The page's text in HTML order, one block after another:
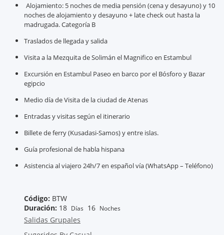
Alojamiento: 5 noches de media pensión (cena y desayuno) y 10
noches de alojamiento y desayuno + late check out hasta la
madrugada. Categoría B
Traslados de llegada y salida
Visita a la Mezquita de Solimán el Magnifico en Estambul
Excursión en Estambul Paseo en barco por el Bósforo y Bazar
egipcio
Medio día de Visita de la ciudad de Atenas
Entradas y visitas según el itinerario
Billete de ferry (Kusadasi-Samos) y entre islas.
Guía profesional de habla hispana
Asistencia al viajero 24h/7 en español vía (WhatsApp – Teléfono)
Código: BTW
Duración: 18 Días 16 Noches
Salidas Grupales